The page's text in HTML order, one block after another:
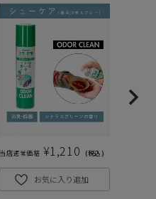
カートに入れる
カートに入れる
当店通常価格 ¥1,210 税込
お気に入り追加